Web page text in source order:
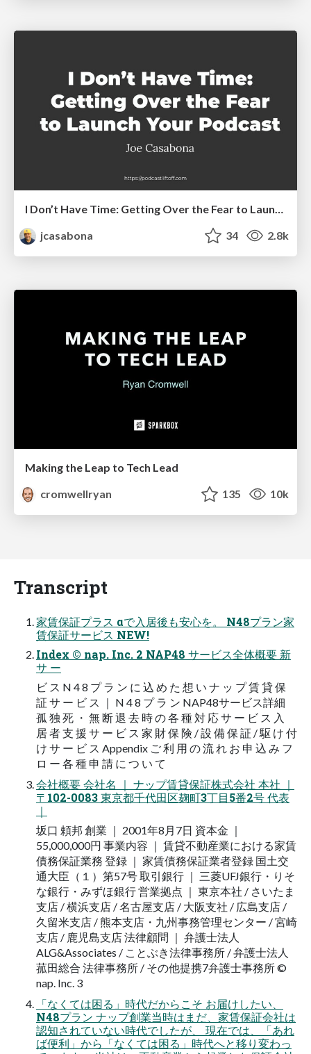
I Don’t Have Time: Getting Over the Fear to Launch Your Podcast
jcasabona
34 2.8k
Making the Leap to Tech Lead
cromwellryan
135 10k
Transcript
家賃保証プラス αで入居後も安心を。 N48プラン家
賃保証サービス NEW!
Index © nap. Inc. 2 NAP48 サービス全体概要 新
サ ー
ビ ス N 4 8 プ ラ ン に 込 め た 想 い ナ ッ プ 賃 貸 保
証 サ ー ビ ス ｜ N 4 8 プ ラ ン NAP48サービス詳細
孤 独 死 ・ 無 断 退 去 時 の 各 種 対 応 サ ー ビ ス 入
居 者 支 援 サ ー ビ ス 家 財 保 険 / 設 備 保 証 / 駆 け 付
け サ ー ビ ス Appendix ご 利 用 の 流 れ お 申 込 み フ
ロ ー 各 種 申 請 に つ い て
会社概要 会社名 ｜ ナップ賃貸保証株式会社 本社 ｜
〒102-0083 東京都千代田区麹町3丁目5番2号 代表
｜
坂口 頼邦 創業 ｜ 2001年8月7日 資本金 ｜
55,000,000円 事業内容 ｜ 賃貸不動産業における家賃
債務保証業務 登録 ｜ 家賃債務保証業者登録 国土交
通大臣（１）第57号 取引銀行 ｜ 三菱UFJ銀行・りそ
な銀行・みずほ銀行 営業拠点 ｜ 東京本社 / さいたま
支店 / 横浜支店 / 名古屋支店 / 大阪支社 / 広島支店 /
久留米支店 / 熊本支店・九州事務管理センター / 宮崎
支店 / 鹿児島支店 法律顧問 ｜ 弁護士法人
ALG&Associates / ことぶき法律事務所 / 弁護士法人
菰田総合 法律事務所 / その他提携7弁護士事務所 ©
nap. Inc. 3
「なくては困る」時代だからこそ お届けしたい、
N48プラン ナップ創業当時はまだ、家賃保証会社は
認知されていない時代でしたが、 現在では、「あれ
ば便利」から「なくては困る」時代へと移り変わっ